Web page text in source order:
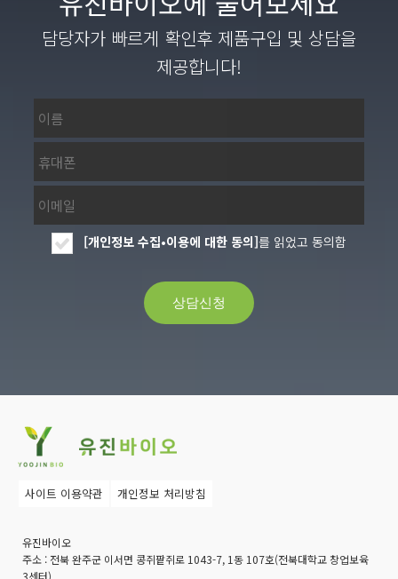
담당자가 빠르게 확인후 제품구입 및 상담을
제공합니다!
[개인정보 수집•이용에 대한 동의]를 읽었고 동의함
사이트 이용약관 개인정보 처리방침
유진바이오
주소 : 전북 완주군 이서면 콩쥐팥쥐로 1043-7, 1동 107호(전북대학교 창업보육
3센터)